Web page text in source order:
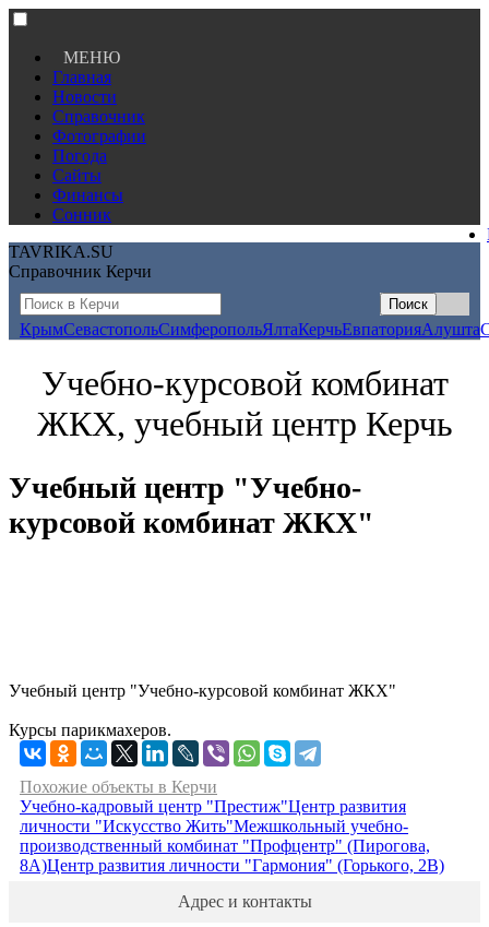
МЕНЮ
Главная
Новости
Справочник
Фотографии
Погода
Сайты
Финансы
Сонник
TAVRIKA.SU
Справочник Керчи
КрымСевастопольСимферопольЯлтаКерчьЕвпаторияАлушта
Учебно-курсовой комбинат
ЖКХ, учебный центр Керчь
Учебный центр "Учебно-
курсовой комбинат ЖКХ"
Учебный центр "Учебно-курсовой комбинат ЖКХ"
Курсы парикмахеров.
Похожие объекты в Керчи
Учебно-кадровый центр "Престиж"Центр развития
личности "Искусство Жить"Межшкольный учебно-
производственный комбинат "Профцентр" (Пирогова,
8А)Центр развития личности "Гармония" (Горького, 2В)
Адрес и контакты